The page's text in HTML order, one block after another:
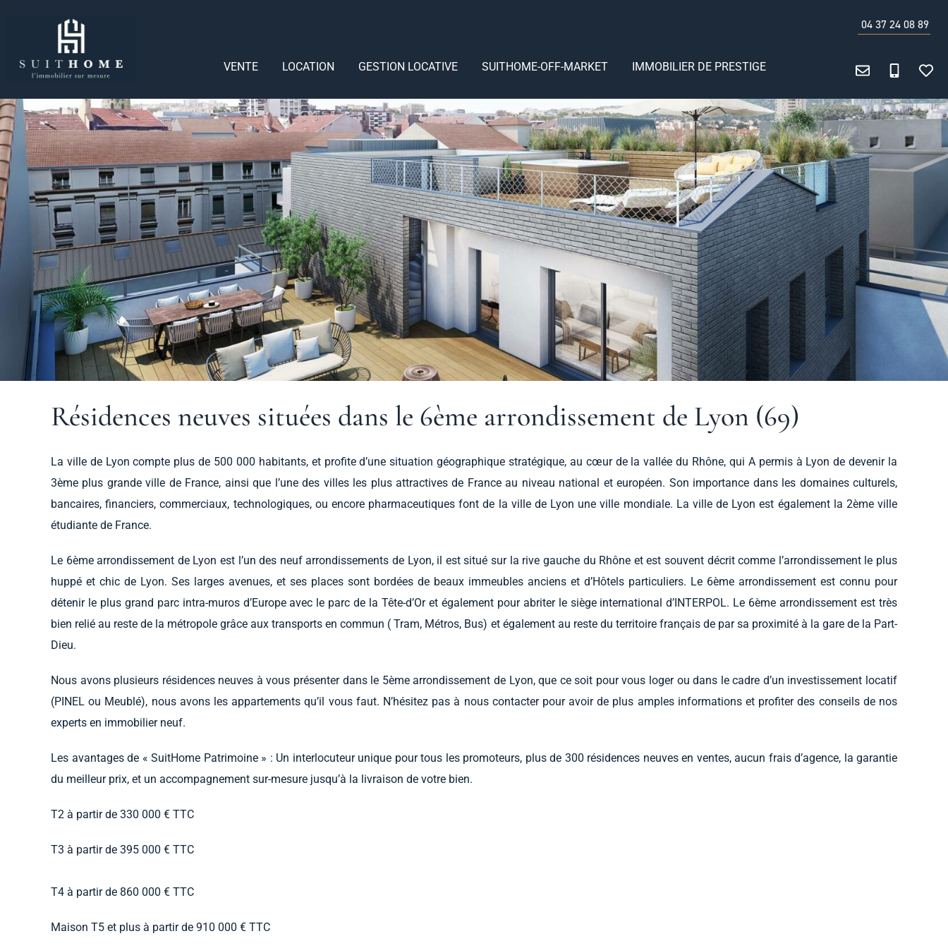
VENTE LOCATION GESTION LOCATIVE SUITHOME-OFF-MARKET IMMOBILIER DE PRESTIGE
04 37 24 08 89
Résidences neuves situées dans le 6ème arrondissement de Lyon (69)
La ville de Lyon compte plus de 500 000 habitants, et profite d’une situation géographique stratégique, au cœur de la vallée du Rhône, qui A permis à Lyon de devenir la
3ème plus grande ville de France, ainsi que l’une des villes les plus attractives de France au niveau national et européen. Son importance dans les domaines culturels,
bancaires, financiers, commerciaux, technologiques, ou encore pharmaceutiques font de la ville de Lyon une ville mondiale. La ville de Lyon est également la 2ème ville
étudiante de France.
Le 6ème arrondissement de Lyon est l’un des neuf arrondissements de Lyon, il est situé sur la rive gauche du Rhône et est souvent décrit comme l’arrondissement le plus
huppé et chic de Lyon. Ses larges avenues, et ses places sont bordées de beaux immeubles anciens et d’Hôtels particuliers. Le 6ème arrondissement est connu pour
détenir le plus grand parc intra-muros d’Europe avec le parc de la Tête-d’Or et également pour abriter le siège international d’INTERPOL. Le 6ème arrondissement est très
bien relié au reste de la métropole grâce aux transports en commun ( Tram, Métros, Bus) et également au reste du territoire français de par sa proximité à la gare de la Part-
Dieu.
Nous avons plusieurs résidences neuves à vous présenter dans le 5ème arrondissement de Lyon, que ce soit pour vous loger ou dans le cadre d’un investissement locatif
(PINEL ou Meublé), nous avons les appartements qu’il vous faut. N’hésitez pas à nous contacter pour avoir de plus amples informations et profiter des conseils de nos
experts en immobilier neuf.
Les avantages de « SuitHome Patrimoine » : Un interlocuteur unique pour tous les promoteurs, plus de 300 résidences neuves en ventes, aucun frais d’agence, la garantie
du meilleur prix, et un accompagnement sur-mesure jusqu’à la livraison de votre bien.
T2 à partir de 330 000 € TTC
T3 à partir de 395 000 € TTC
T4 à partir de 860 000 € TTC
Maison T5 et plus à partir de 910 000 € TTC